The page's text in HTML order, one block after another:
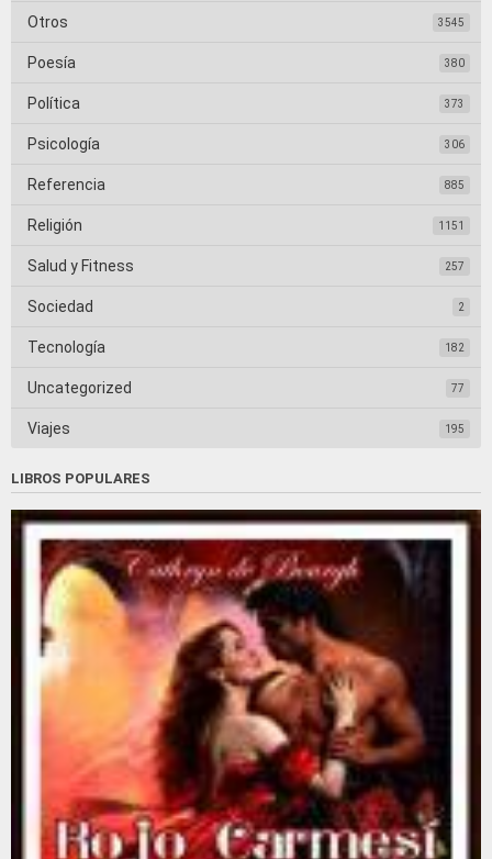
Otros 3545
Poesía 380
Política 373
Psicología 306
Referencia 885
Religión 1151
Salud y Fitness 257
Sociedad 2
Tecnología 182
Uncategorized 77
Viajes 195
LIBROS POPULARES